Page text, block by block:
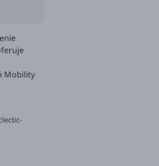
Mobility